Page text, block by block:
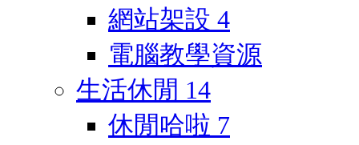
網站架設 4
電腦教學資源
生活休閒 14
休閒哈啦 7